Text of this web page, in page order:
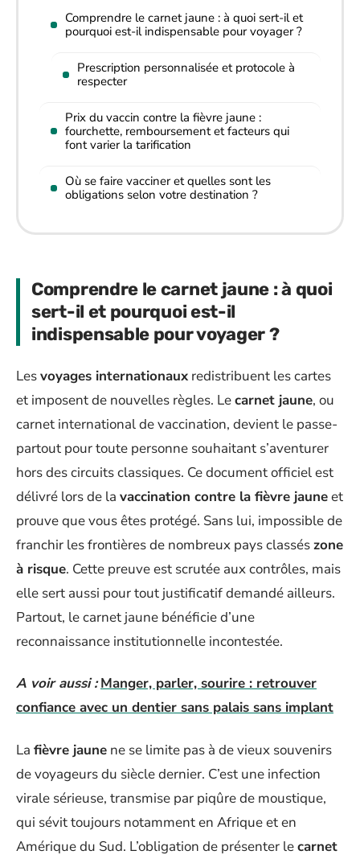
Comprendre le carnet jaune : à quoi sert-il et
pourquoi est-il indispensable pour voyager ?
Prescription personnalisée et protocole à
respecter
Prix du vaccin contre la fièvre jaune :
fourchette, remboursement et facteurs qui
font varier la tarification
Où se faire vacciner et quelles sont les
obligations selon votre destination ?
Comprendre le carnet jaune : à quoi
sert-il et pourquoi est-il
indispensable pour voyager ?
Lesvoyages internationaux redistribuent les cartes
et imposent de nouvelles règles. Lecarnet jaune, ou
carnet international de vaccination, devient le passe-
partout pour toute personne souhaitant s’aventurer
hors des circuits classiques. Ce document officiel est
délivré lors de la vaccination contre la fièvre jauneet
prouve que vous êtes protégé. Sans lui, impossible de
franchir les frontières de nombreux pays classészone
à risque. Cette preuve est scrutée aux contrôles, mais
elle sert aussi pour tout justificatif demandé ailleurs.
Partout, le carnet jaune bénéficie d’une
reconnaissance institutionnelle incontestée.
A voir aussi : Manger, parler, sourire : retrouver
confiance avec un dentier sans palais sans implant
La fièvre jaune ne se limite pas à de vieux souvenirs
de voyageurs du siècle dernier. C’est une infection
virale sérieuse, transmise par piqûre de moustique,
qui sévit toujours notamment en Afrique et en
Amérique du Sud. L’obligation de présenter lecarnet